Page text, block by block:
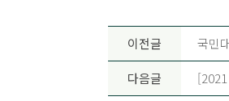
이전글 국민
다음글